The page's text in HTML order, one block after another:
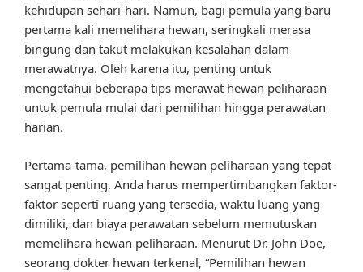
kehidupan sehari-hari. Namun, bagi pemula yang baru
pertama kali memelihara hewan, seringkali merasa
bingung dan takut melakukan kesalahan dalam
merawatnya. Oleh karena itu, penting untuk
mengetahui beberapa tips merawat hewan peliharaan
untuk pemula mulai dari pemilihan hingga perawatan
harian.
Pertama-tama, pemilihan hewan peliharaan yang tepat
sangat penting. Anda harus mempertimbangkan faktor-
faktor seperti ruang yang tersedia, waktu luang yang
dimiliki, dan biaya perawatan sebelum memutuskan
memelihara hewan peliharaan. Menurut Dr. John Doe,
seorang dokter hewan terkenal, “Pemilihan hewan